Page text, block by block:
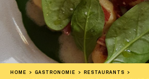
HOME GASTRONOMIE
RESTAURANTS